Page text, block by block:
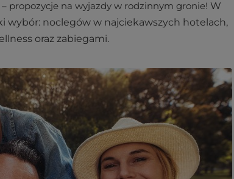
propozycje na wyjazdy w rodzinnym gronie! W
wybór: noclegów w najciekawszych hotelach,
oraz zabiegami.